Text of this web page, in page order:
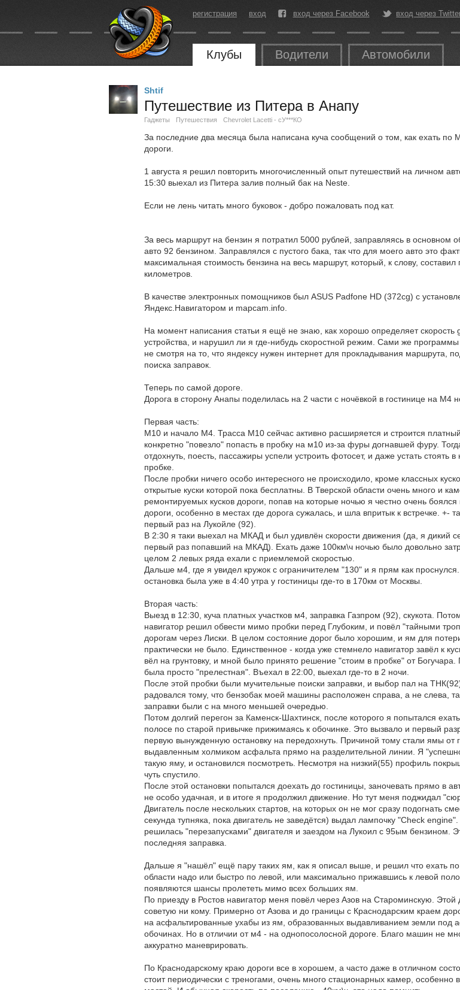
регистрация вход вход через Facebook вход через
Клубы Водители Автомобили
Shtif
Путешествие из Питера в Анапу
Гаджеты Путешествия Chevrolet Lacetti - сУ***КО
За последние два месяца была написана куча сообщений о том, как ехать по
дороги.
1 августа я решил повторить многочисленный опыт путешествий на личном
15:30 выехал из Питера залив полный бак на Neste.
Если не лень читать много буковок - добро пожаловать под кат.
За весь маршрут на бензин я потратил 5000 рублей, заправляясь в основном
авто 92 бензином. Заправлялся с пустого бака, так что для моего авто это
максимальная стоимость бензина на весь маршрут, который, к слову, составил
километров.
В качестве электронных помощников был ASUS Padfone HD (372cg) c
Яндекс.Навигатором и mapcam.info.
На момент написания статьи я ещё не знаю, как хорошо определяет скорость
устройства, и нарушил ли я где-нибудь скоростной режим. Сами же программы
не смотря на то, что яндексу нужен интернет для прокладывания маршрута,
поиска заправок.
Теперь по самой дороге.
Дорога в сторону Анапы поделилась на 2 части с ночёвкой в гостинице на М4
Первая часть:
М10 и начало М4. Трасса М10 сейчас активно расширяется и строится
конкретно "повезло" попасть в пробку на м10 из-за фуры догнавшей фуру.
отдохнуть, поесть, пассажиры успели устроить фотосет, и даже устать стоять
пробке.
После пробки ничего особо интересного не происходило, кроме классных
открытые куски которой пока бесплатны. В Тверской области очень много и
ремонтируемых кусков дороги, попав на которые ночью я честно очень боялся
дороги, особенно в местах где дорога сужалась, и шла впритык к встречке. +-
первый раз на Лукойле (92).
В 2:30 я таки выехал на МКАД и был удивлён скорости движения (да, я дикий
первый раз попавший на МКАД). Ехать даже 100км\ч ночью было довольно
целом 2 левых ряда ехали с приемлемой скоростью.
Дальше м4, где я увидел кружок с ограничителем "130" и я прям как
остановка была уже в 4:40 утра у гостиницы где-то в 170км от Москвы.
Вторая часть:
Выезд в 12:30, куча платных участков м4, заправка Газпром (92), скукота.
навигатор решил обвести мимо пробки перед Глубоким, и повёл "тайными
дорогам через Лиски. В целом состояние дорог было хорошим, и ям для
практически не было. Единственное - когда уже стемнело навигатор завёл к
вёл на грунтовку, и мной было принято решение "стоим в пробке" от
была просто "прелестная". Въехал в 22:00, выехал где-то в 2 ночи.
После этой пробки были мучительные поиски заправки, и выбор пал на
радовался тому, что бензобак моей машины расположен справа, а не слева,
заправки были с на много меньшей очередью.
Потом долгий перегон за Каменск-Шахтинск, после которого я попытался
полосе по старой привычке прижимаясь к обочинке. Это вызвало и первый
первую вынужденную остановку на передохнуть. Причиной тому стали ямы от
выдавленным холмиком асфальта прямо на разделительной линии. Я
такую яму, и остановился посмотреть. Несмотря на низкий(55) профиль
чуть спустило.
После этой остановки попытался доехать до гостиницы, заночевать прямо в
не особо удачная, и в итоге я продолжил движение. Но тут меня поджидал
Двигатель после нескольких стартов, на которых он не мог сразу подогнать
секунда тупняка, пока двигатель не заведётся) выдал лампочку "Check
решилась "перезапусками" двигателя и заездом на Лукоил с 95ым бензином.
последняя заправка.
Дальше я "нашёл" ещё пару таких ям, как я описал выше, и решил что ехать по
области надо или быстро по левой, или максимально прижавшись к левой
появляются шансы пролететь мимо всех больших ям.
По приезду в Ростов навигатор меня повёл через Азов на Староминскую. Этой
советую ни кому. Примерно от Азова и до границы с Краснодарским краем
на асфальтированные ухабы из ям, образованных выдавливанием земли под
обочинах. Но в отличии от м4 - на однопосолосной дороге. Благо машин не
аккуратно маневрировать.
По Краснодарскому краю дороги все в хорошем, а часто даже в отличном
стоит периодически с треногами, очень много стационарных камер, особенно